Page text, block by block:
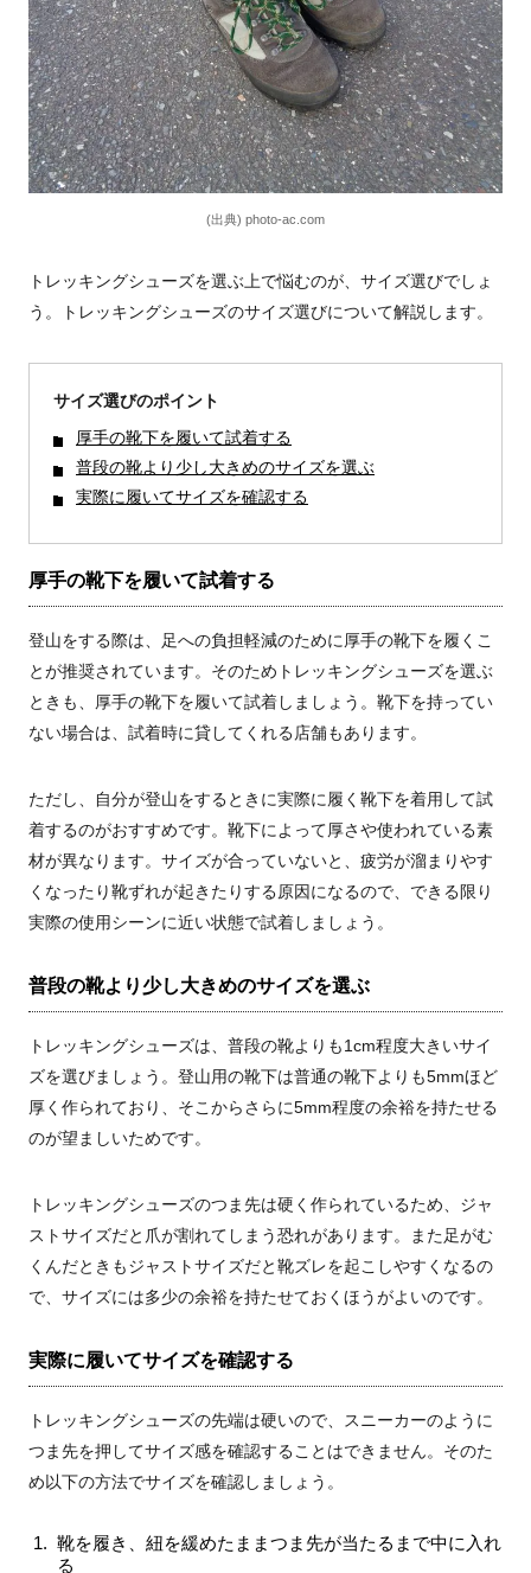
(出典) photo-ac.com
トレッキングシューズを選ぶ上で悩むのが、サイズ選びでしょ
う。トレッキングシューズのサイズ選びについて解説します。
サイズ選びのポイント
厚手の靴下を履いて試着する
普段の靴より少し大きめのサイズを選ぶ
実際に履いてサイズを確認する
厚手の靴下を履いて試着する
登山をする際は、足への負担軽減のために厚手の靴下を履くこ
とが推奨されています。そのためトレッキングシューズを選ぶ
ときも、厚手の靴下を履いて試着しましょう。靴下を持ってい
ない場合は、試着時に貸してくれる店舗もあります。
ただし、自分が登山をするときに実際に履く靴下を着用して試
着するのがおすすめです。靴下によって厚さや使われている素
材が異なります。サイズが合っていないと、疲労が溜まりやす
くなったり靴ずれが起きたりする原因になるので、できる限り
実際の使用シーンに近い状態で試着しましょう。
普段の靴より少し大きめのサイズを選ぶ
トレッキングシューズは、普段の靴よりも1cm程度大きいサイ
ズを選びましょう。登山用の靴下は普通の靴下よりも5mmほど
厚く作られており、そこからさらに5mm程度の余裕を持たせる
のが望ましいためです。
トレッキングシューズのつま先は硬く作られているため、ジャ
ストサイズだと爪が割れてしまう恐れがあります。また足がむ
くんだときもジャストサイズだと靴ズレを起こしやすくなるの
で、サイズには多少の余裕を持たせておくほうがよいのです。
実際に履いてサイズを確認する
トレッキングシューズの先端は硬いので、スニーカーのように
つま先を押してサイズ感を確認することはできません。そのた
め以下の方法でサイズを確認しましょう。
靴を履き、紐を緩めたままつま先が当たるまで中に入れ
る